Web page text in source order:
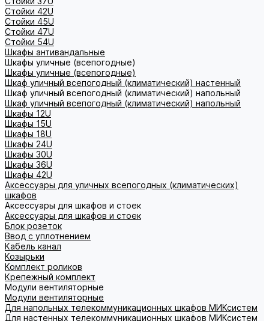
Стойки 42U
Стойки 45U
Стойки 47U
Стойки 54U
Шкафы антивандальные
Шкафы уличные (всепогодные)
Шкафы уличные (всепогодные)
Шкаф уличный всепогодный (климатический) настенный
Шкаф уличный всепогодный (климатический) напольный
Шкаф уличный всепогодный (климатический) напольный
Шкафы 12U
Шкафы 15U
Шкафы 18U
Шкафы 24U
Шкафы 30U
Шкафы 36U
Шкафы 42U
Аксессуары для уличных всепогодных (климатических)
шкафов
Аксессуары для шкафов и стоек
Аксессуары для шкафов и стоек
Блок розеток
Ввод с уплотнением
Кабель канал
Козырьки
Комплект роликов
Крепежный комплект
Модули вентиляторные
Модули вентиляторные
Для напольных телекоммуникационных шкафов МИКсистем
Для настенных телекоммуникационных шкафов МИКсистем